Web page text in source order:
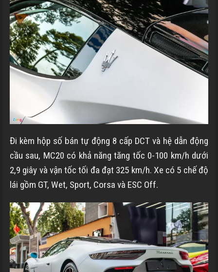
Đi kèm hộp số bán tự động 8 cấp DCT và hệ dẫn động
cầu sau, MC20 có khả năng tăng tốc 0-100 km/h dưới
2,9 giây và vận tốc tối đa đạt 325 km/h. Xe có 5 chế độ
lái gồm GT, Wet, Sport, Corsa và ESC Off.